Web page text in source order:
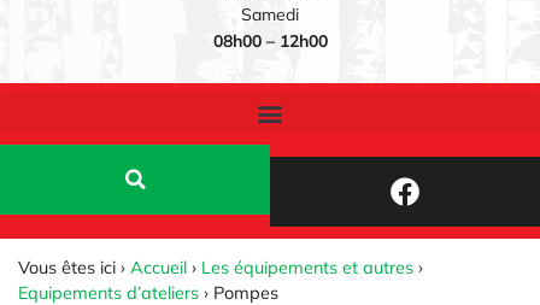
Samedi
08h00 – 12h00
Vous êtes ici › Accueil › Les équipements et autres ›
Equipements d’ateliers › Pompes